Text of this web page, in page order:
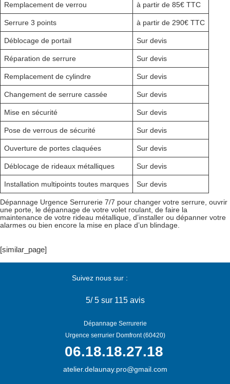
Remplacement de verrou à partir de 85€ TTC
Serrure 3 points à partir de 290€ TTC
Déblocage de portail Sur devis
Réparation de serrure Sur devis
Remplacement de cylindre Sur devis
Changement de serrure cassée Sur devis
Mise en sécurité Sur devis
Pose de verrous de sécurité Sur devis
Ouverture de portes claquées Sur devis
Déblocage de rideaux métalliques Sur devis
Installation multipoints toutes marques Sur devis
Dépannage Urgence Serrurerie 7/7 pour changer votre serrure, ouvrir
une porte, le dépannage de votre volet roulant, de faire la
maintenance de votre rideau métallique, d’installer ou dépanner votre
alarmes ou bien encore la mise en place d’un blindage.
[similar_page]
Suivez nous sur :
5/5sur 115 avis
Dépannage Serrurerie
Urgence serrurier Domfront (60420)
06.18.18.27.18
atelier.delaunay.pro@gmail.com